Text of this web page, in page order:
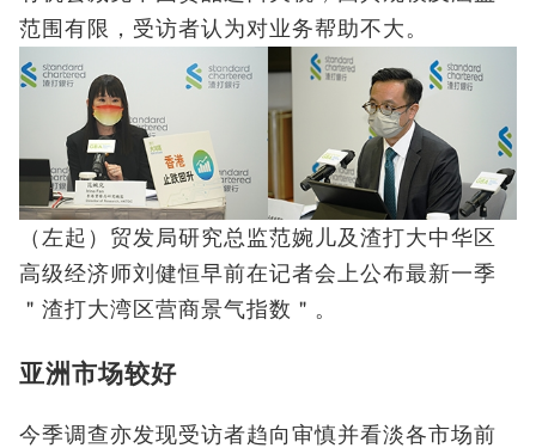
范围有限，受访者认为对业务帮助不大。
（左起）贸发局研究总监范婉儿及渣打大中华区
高级经济师刘健恒早前在记者会上公布最新一季
＂渣打大湾区营商景气指数＂。
亚洲市场较好
今季调查亦发现受访者趋向审慎并看淡各市场前